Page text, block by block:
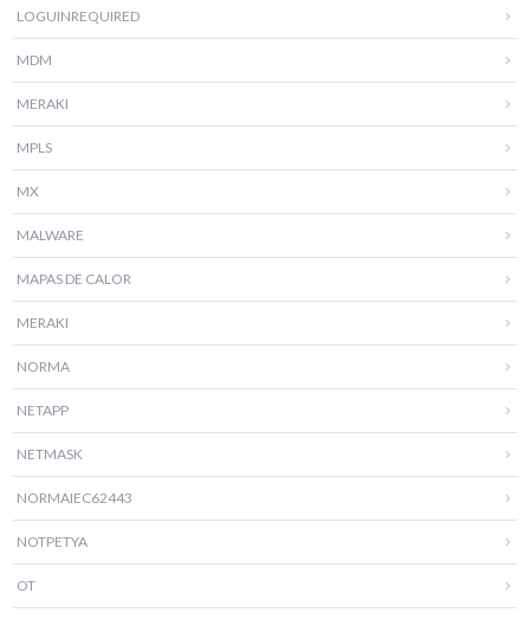
LOGUINREQUIRED
MDM
MERAKI
MPLS
MX
MALWARE
MAPAS DE CALOR
MERAKI
NORMA
NETAPP
NETMASK
NORMAIEC62443
NOTPETYA
OT